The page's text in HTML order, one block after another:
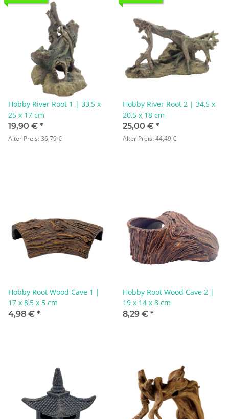
Hobby River Root 1 | 33,5 x
25 x 17 cm
19,90 € *
Alter Preis:36,79 €
Hobby River Root 2 | 34,5 x
20,5 x 18 cm
25,00 € *
Alter Preis:44,49 €
Hobby Root Wood Cave 1 |
17 x 8,5 x 5 cm
4,98 € *
Hobby Root Wood Cave 2 |
19 x 14 x 8 cm
8,29 € *